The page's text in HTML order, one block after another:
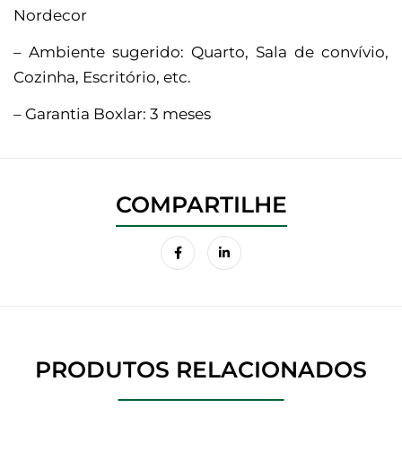
Nordecor
– Ambiente sugerido: Quarto, Sala de convívio,
Cozinha, Escritório, etc.
– Garantia Boxlar: 3 meses
PRODUTOS RELACIONADOS